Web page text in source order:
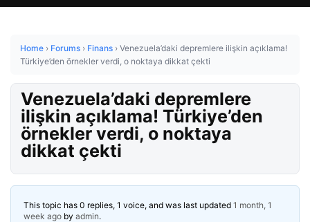
Home › Forums › Finans › Venezuela’daki depremlere ilişkin açıklama!
Türkiye’den örnekler verdi, o noktaya dikkat çekti
Venezuela’daki depremlere
ilişkin açıklama! Türkiye’den
örnekler verdi, o noktaya
dikkat çekti
This topic has 0 replies, 1 voice, and was last updated 1 month, 1
week ago by admin.